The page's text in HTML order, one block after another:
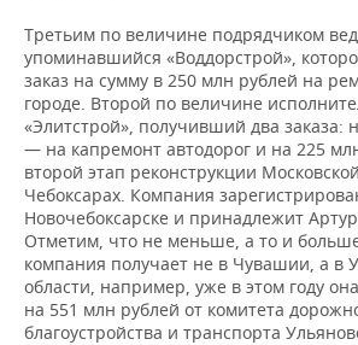
Третьим по величине подрядчиком
упоминавшийся «Воддорстрой»,
заказ на сумму в 250 млн рублей на
городе. Второй по величине
«Элитстрой», получивший два заказа:
— на капремонт автодорог и на 225
второй этап реконструкции
Чебоксарах. Компания
Новочебоксарске и принадлежит
Отметим, что не меньше, а то и
компания получает не в Чувашии, а в
области, например, уже в этом году
на 551 млн рублей от комитета
благоустройства и транспорта